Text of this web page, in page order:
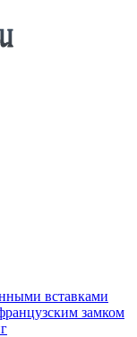
вставками
замком